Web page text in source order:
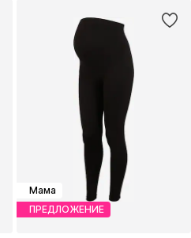
Мама
ПРЕДЛОЖЕНИЕ